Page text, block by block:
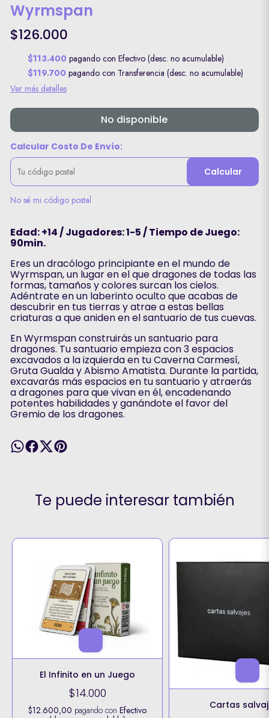
Wyrmspan
$126.000
$113.400 pagando con Efectivo (desc. no acumulable)
$119.700 pagando con Transferencia (desc. no acumulable)
Ver más detalles
No disponible
Calcular Costo De Envío:
Calcular
No sé mi código postal
Edad: +14 / Jugadores: 1-5 / Tiempo de Juego:
90min.
Eres un dracólogo principiante en el mundo de
Wyrmspan, un lugar en el que dragones de todas las
formas, tamaños y colores surcan los cielos.
Adéntrate en un laberinto oculto que acabas de
descubrir en tus tierras y atrae a estas bellas
criaturas a que aniden en el santuario de tus cuevas.
En Wyrmspan construirás un santuario para
dragones. Tu santuario empieza con 3 espacios
excavados a la izquierda en tu Caverna Carmesí,
Gruta Gualda y Abismo Amatista. Durante la partida,
excavarás más espacios en tu santuario y atraerás
a dragones para que vivan en él, encadenando
potentes habilidades y ganándote el favor del
Gremio de los dragones.
Te puede interesar también
El Infinito en un Juego
$14.000
$12.600,00 pagando conEfectivo
Cartas